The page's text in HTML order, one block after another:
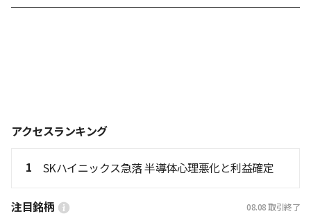
アクセスランキング
1 SKハイニックス急落 半導体心理悪化と利益確定
注目銘柄 08.08 取引終了